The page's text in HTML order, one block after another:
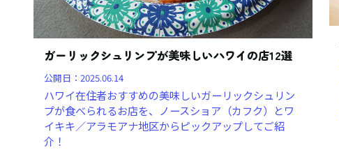
ガーリックシュリンプが美味しいハワイの店12選
公開日：2025.06.14
ハワイ在住者おすすめの美味しいガーリックシュリン
プが食べられるお店を、ノースショア（カフク）とワ
イキキ／アラモアナ地区からピックアップしてご紹
介！